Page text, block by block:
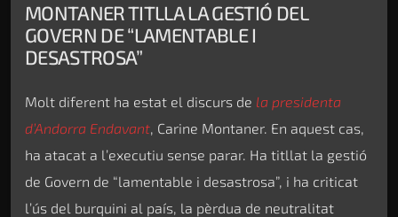
MONTANER TITLLA LA GESTIÓ DEL
GOVERN DE “LAMENTABLE I
DESASTROSA”
Molt diferent ha estat el discurs de la presidenta
d’Andorra Endavant , Carine Montaner. En aquest cas,
ha atacat a l’executiu sense parar. Ha titllat la gestió
de Govern de “lamentable i desastrosa”, i ha criticat
l’ús del burquini al país, la pèrdua de neutralitat